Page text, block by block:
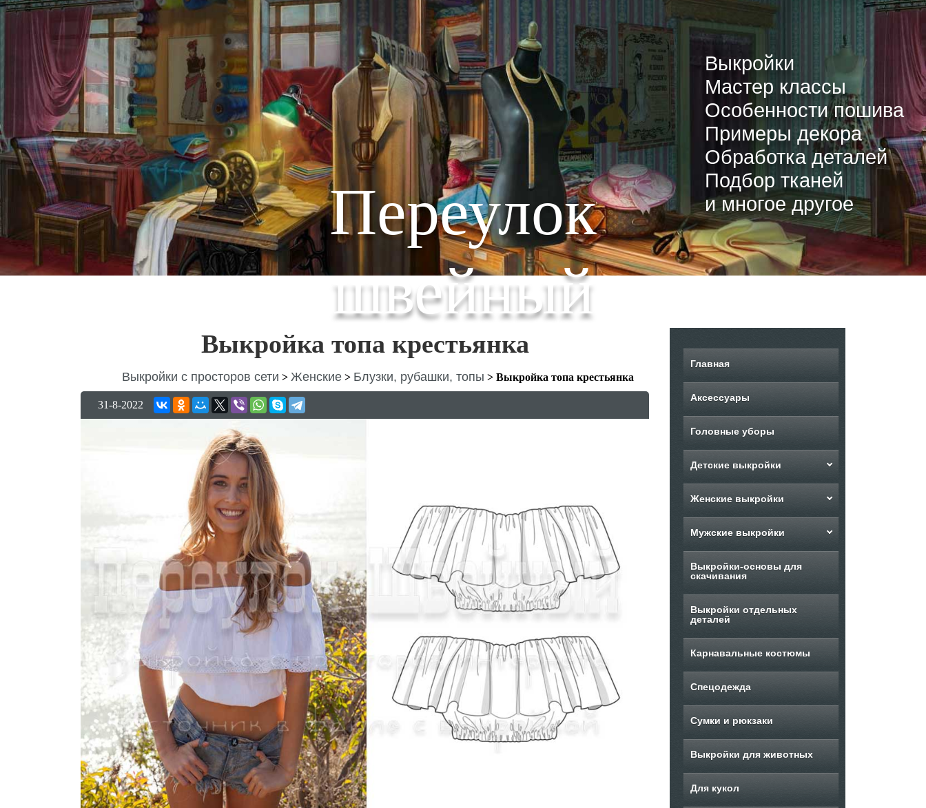
Переулок
швейный
Выкройки
Мастер классы
Особенности пошива
Примеры декора
Обработка деталей
Подбор тканей
и многое другое
Выкройка топа крестьянка
Выкройки с просторов сети > Женские > Блузки, рубашки, топы > Выкройка топа крестьянка
31-8-2022
Главная
Аксессуары
Головные уборы
Детские выкройки
Женские выкройки
Мужские выкройки
Выкройки-основы для
скачивания
Выкройки отдельных
деталей
Карнавальные костюмы
Спецодежда
Сумки и рюкзаки
Выкройки для животных
Для кукол